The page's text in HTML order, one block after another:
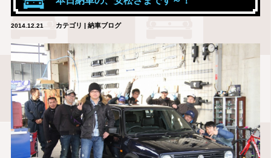
2014.12.21 カテゴリ | 納車ブログ